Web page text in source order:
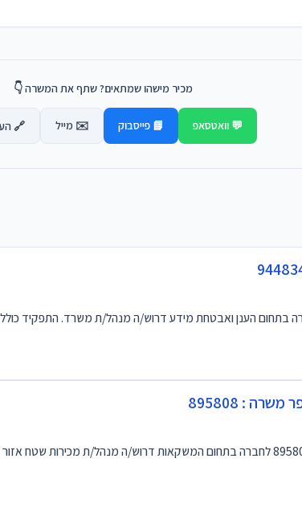
מכיר מישהו שמתאים? שתף את המשרה 👇
💬 וואטסאפ 📘 פייסבוק ✉️ מייל 🔗
: 895808
מנהל/ת מכירות שטח אזור שפלה-מרכז מספר משרה : 895808 לחברה בתחום המשקאות דרוש/